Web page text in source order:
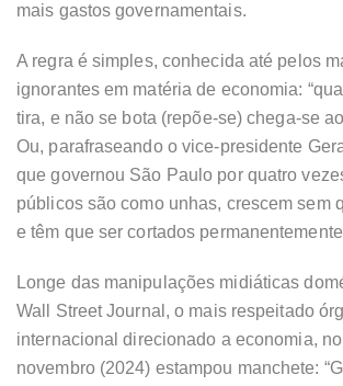
mais gastos governamentais.
A regra é simples, conhecida até pelos
ignorantes em matéria de economia:
tira, e não se bota (repõe-se) chega-se
Ou, parafraseando o vice-presidente
que governou São Paulo por quatro
públicos são como unhas, crescem sem
e têm que ser cortados
Longe das manipulações midiáticas
Wall Street Journal, o mais respeitado
internacional direcionado a economia,
novembro (2024) estampou manchete: